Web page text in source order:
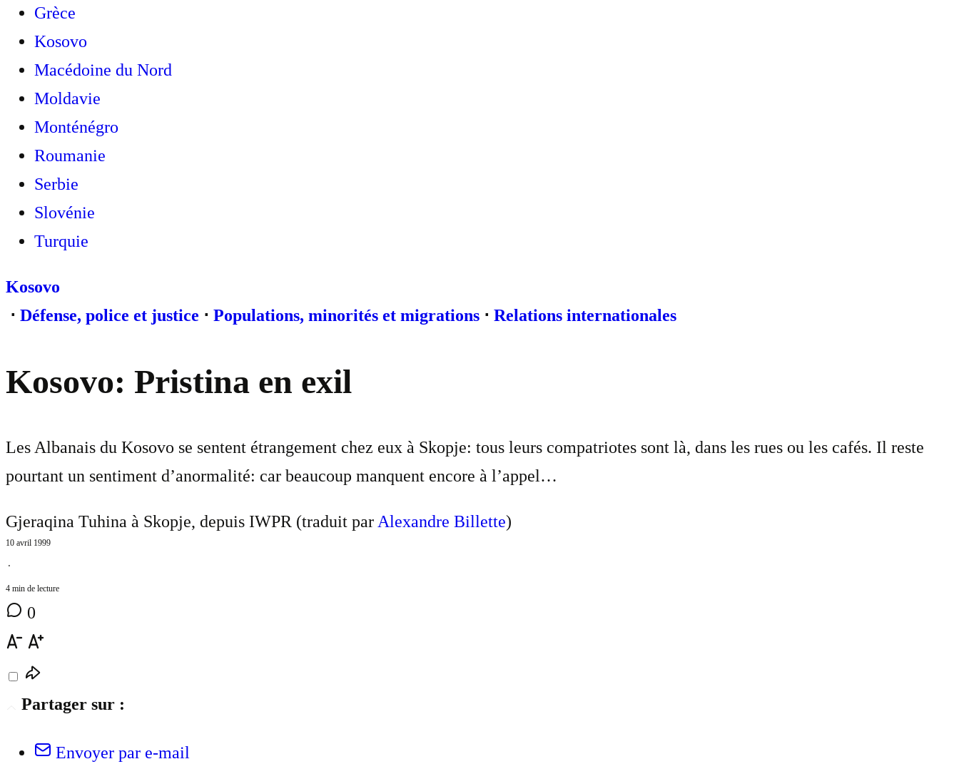
Grèce
Kosovo
Macédoine du Nord
Moldavie
Monténégro
Roumanie
Serbie
Slovénie
Turquie
Kosovo
⋅ Défense, police et justice ⋅ Populations, minorités et migrations ⋅ Relations internationales
Kosovo: Pristina en exil
Les Albanais du Kosovo se sentent étrangement chez eux à Skopje: tous leurs compatriotes sont là, dans les rues ou les cafés. Il reste
pourtant un sentiment d’anormalité: car beaucoup manquent encore à l’appel…
Gjeraqina Tuhina à Skopje, depuis IWPR (traduit parAlexandre Billette)
10 avril 1999
⋅
4 min de lecture
0
Partager sur :
Envoyer par e-mail